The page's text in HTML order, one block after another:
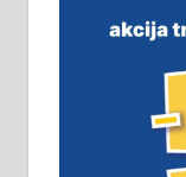
м2 са
виру у
замена.